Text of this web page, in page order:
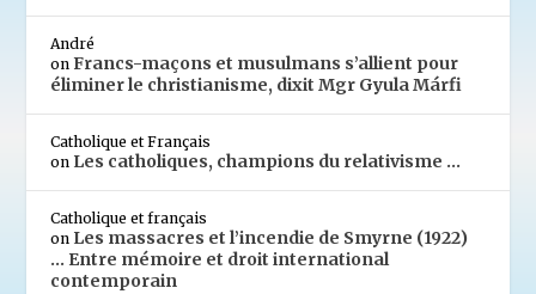
André
onFrancs-maçons et musulmans s’allient pour
éliminer le christianisme, dixit Mgr Gyula Márfi
Catholique et Français
on Les catholiques, champions du relativisme …
Catholique et français
on Les massacres et l’incendie de Smyrne (1922)
… Entre mémoire et droit international
contemporain